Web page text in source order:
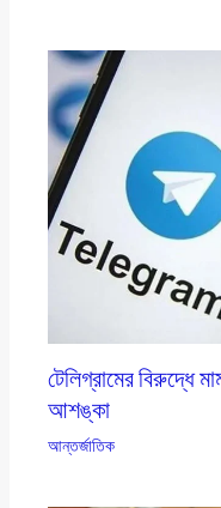
টেলিগ্রামের বিরুদ্ধে
আশঙ্কা
আন্তর্জাতিক